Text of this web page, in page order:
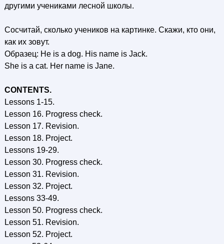
другими учениками лесной школы.
Сосчитай, сколько учеников на картинке. Скажи, кто они,
как их зовут.
Образец: Не is a dog. His name is Jack.
She is a cat. Her name is Jane.
CONTENTS.
Lessons 1-15.
Lesson 16. Progress check.
Lesson 17. Revision.
Lesson 18. Project.
Lessons 19-29.
Lesson 30. Progress check.
Lesson 31. Revision.
Lesson 32. Project.
Lessons 33-49.
Lesson 50. Progress check.
Lesson 51. Revision.
Lesson 52. Project.